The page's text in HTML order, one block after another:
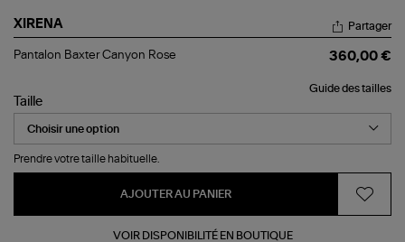
XIRENA
Pantalon
Rose
Partager
Pantalon Baxter Canyon Rose 360,00 €
Guide des tailles
Taille
Prendre votre taille habituelle.
AJOUTER AU PANIER
VOIR DISPONIBILITÉ EN BOUTIQUE